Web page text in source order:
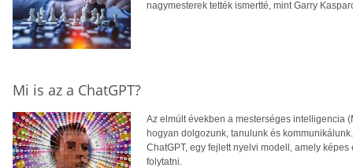
nagymesterek tették ismertté, mint Garry
Mi is az a ChatGPT?
Az elmúlt években a mesterséges intelligencia
hogyan dolgozunk, tanulunk és
ChatGPT, egy fejlett nyelvi modell, amely
folytatni.